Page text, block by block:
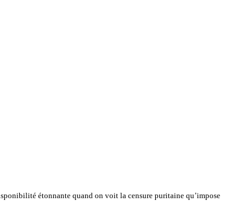
étonnante quand on voit la censure puritaine qu’impose